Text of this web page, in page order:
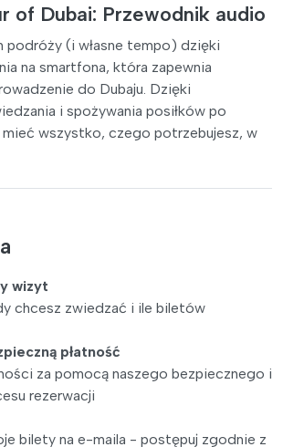
of Dubai: Przewodnik audio
podróży (i własne tempo) dzięki
na smartfona, która zapewnia
do Dubaju. Dzięki
i spożywania posiłków po
wszystko, czego potrzebujesz, w
wizyt
chcesz zwiedzać i ile biletów
płatność
za pomocą naszego bezpiecznego i
rezerwacji
bilety na e-maila - postępuj zgodnie z